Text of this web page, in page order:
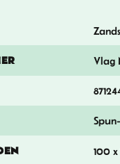
Vlag
100 x